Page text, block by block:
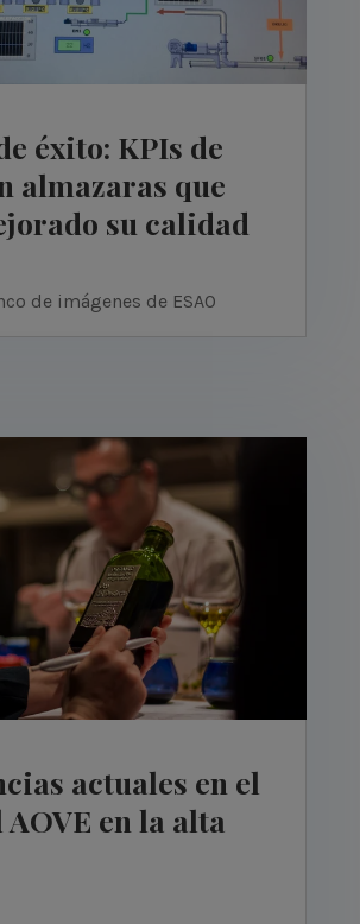
éxito: KPIs de
almazaras que
su calidad
de imágenes de ESAO
actuales en el
AOVE en la alta